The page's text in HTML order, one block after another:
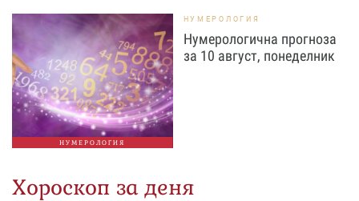
НУМЕРОЛОГИЯ
НУМЕРОЛОГИЯ
Нумерологична прогноза
за 10 август, понеделник
Хороскоп за деня